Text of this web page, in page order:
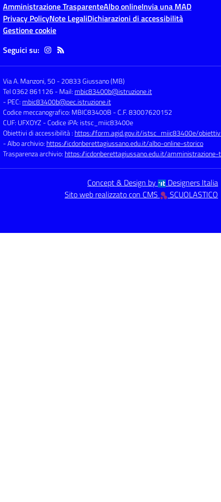
Amministrazione TrasparenteAlbo onlineInvia una MAD
Privacy PolicyNote LegaliDichiarazioni di accessibilità
Gestione cookie
Seguici su:
Via A. Manzoni, 50-20833 Giussano (MB)
Tel 0362 861126- Mail: mbic83400b@istruzione.it
- PEC: mbic83400b@pec.istruzione.it
Codice meccanografico: MBIC83400B - C.F. 83007620152
CUF: UFXOYZ - Codice iPA: istsc_miic83400e
Obiettivi di accessibilità : https://form.agid.gov.it/istsc_miic83400e/
- Albo archivio: https://icdonberettagiussano.edu.it/albo-online-storico
Trasparenza archivio: https://icdonberettagiussano.edu.it/
Concept & Design by
Designers Italia
Sito web realizzato con CMS
SCUOLASTICO